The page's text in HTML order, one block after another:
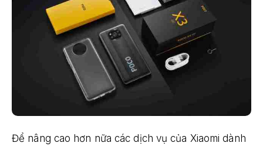
Để nâng cao hơn nữa các dịch vụ của Xiaomi dành